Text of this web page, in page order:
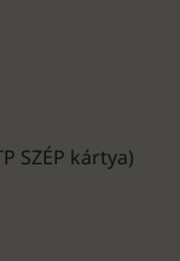
SZÉP kártya)